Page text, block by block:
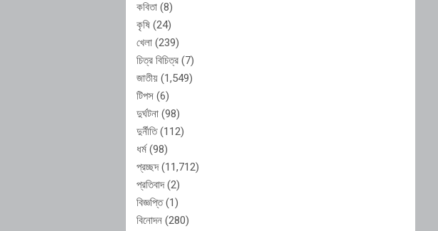
কবিতা (8)
কৃষি (24)
খেলা (239)
চিত্র বিচিত্র (7)
জাতীয় (1,549)
টিপস (6)
দুর্ঘটনা (98)
দুর্নীতি(112)
ধর্ম(98)
প্রচ্ছদ(11,712)
প্রতিবাদ(2)
বিজ্ঞপ্তি(1)
বিনোদন (280)